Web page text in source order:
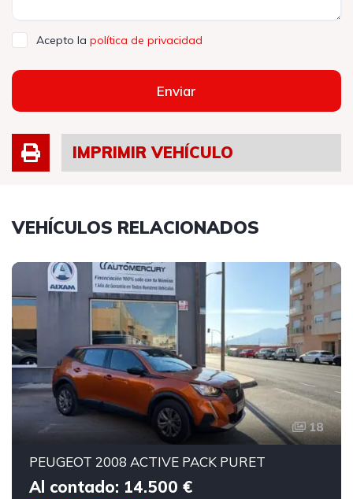
Acepto la política de privacidad
Enviar
IMPRIMIR VEHÍCULO
VEHÍCULOS RELACIONADOS
18
PEUGEOT 2008 ACTIVE PACK PURET
Al contado: 14.500 €